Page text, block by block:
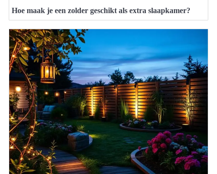
Hoe maak je een zolder geschikt als extra slaapkamer?